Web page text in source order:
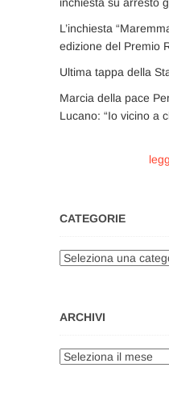
inchiesta su arresto
L’inchiesta
edizione del Premio
Ultima tappa della
Marcia della pace
Lucano: “Io vicino a
CATEGORIE
Categorie
ARCHIVI
Archivi